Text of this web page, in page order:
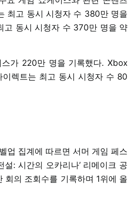
최고 동시 시청자 수 380만 명을
고 동시 시청자 수 370만 명을 약
가 220만 명을 기록했다. Xbox
이렉트는 최고 동시 시청자 수 80
업 집계에 따르면 서머 게임 페스
: 시간의 오카리나’ 리메이크 공
의 조회수를 기록하며 1위에 올